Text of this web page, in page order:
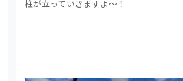
柱が立っていきますよ～！